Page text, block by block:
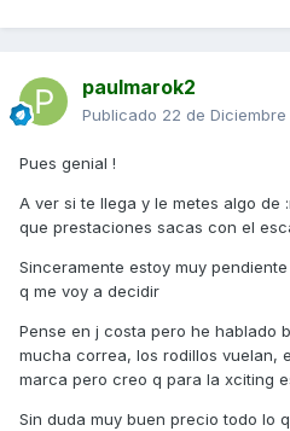
paulmarok2
Publicado 22 de Diciembre
Pues genial !
A ver si te llega y le metes algo de
que prestaciones sacas con el
Sinceramente estoy muy
q me voy a decidir
Pense en j costa pero he hablado
mucha correa, los rodillos vuelan,
marca pero creo q para la xciting
Sin duda muy buen precio todo lo